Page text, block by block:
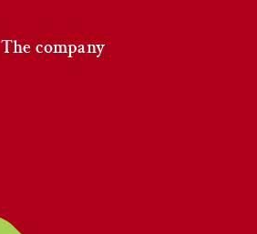
The company